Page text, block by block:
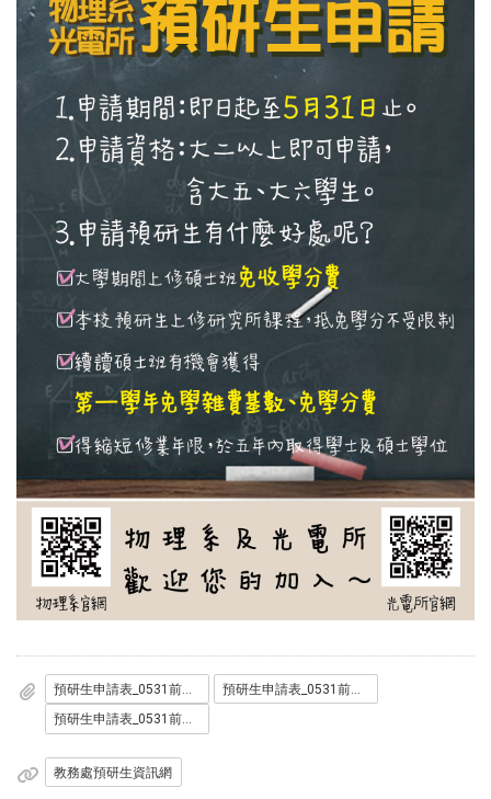
預研生申請表_0531前繳交.pdf
教務處預研生資訊網